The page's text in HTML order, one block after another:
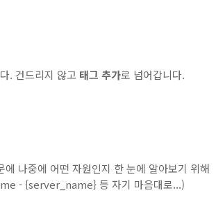
. 건드리지 않고 태그 추가로 넘어갑니다.
나중에 어떤 자원인지 한 눈에 알아보기 위해
- {server_name} 등 자기 마음대로...)